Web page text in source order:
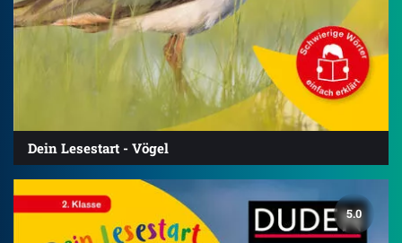
Dein Lesestart - Vögel
5.0